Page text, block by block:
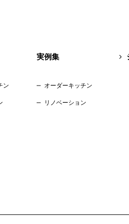
ン
実例集
オーダーキッチン
リノベーション